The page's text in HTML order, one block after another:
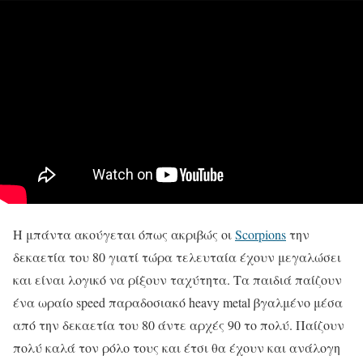
Η μπάντα ακούγεται όπως ακριβώς οιScorpionsτην
δεκαετία του 80 γιατί τώρα τελευταία έχουν μεγαλώσει
και είναι λογικό να ρίξουν ταχύτητα. Τα παιδιά παίζουν
ένα ωραίο speed παραδοσιακό heavy metal βγαλμένο μέσα
από την δεκαετία του 80 άντε αρχές 90 το πολύ. Παίζουν
πολύ καλά τον ρόλο τους και έτσι θα έχουν και ανάλογη